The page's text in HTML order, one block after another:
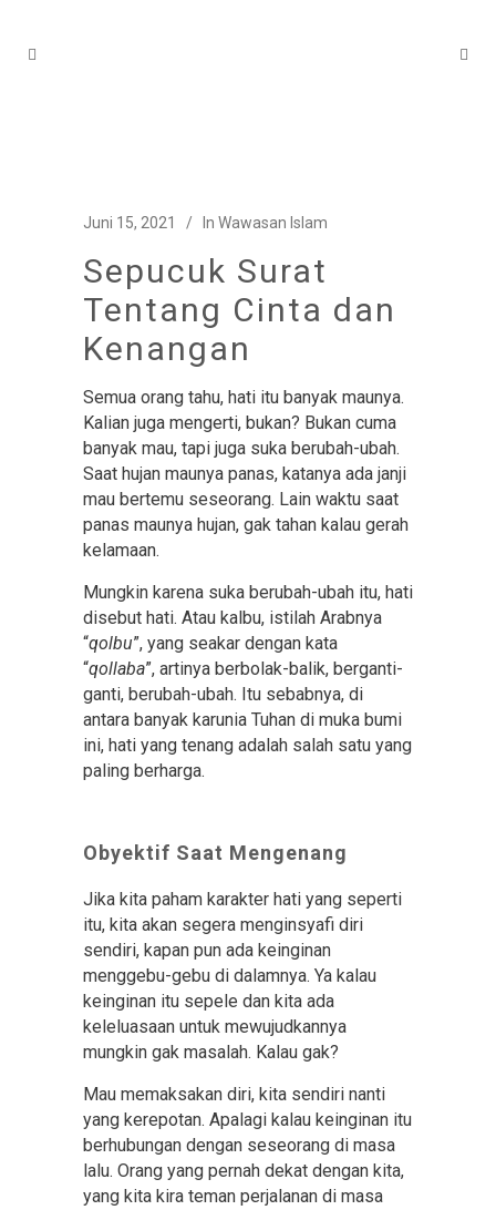
Juni 15, 2021 In Wawasan Islam
Sepucuk Surat
Tentang Cinta dan
Kenangan
Semua orang tahu, hati itu banyak maunya.
Kalian juga mengerti, bukan? Bukan cuma
banyak mau, tapi juga suka berubah-ubah.
Saat hujan maunya panas, katanya ada janji
mau bertemu seseorang. Lain waktu saat
panas maunya hujan, gak tahan kalau gerah
kelamaan.
Mungkin karena suka berubah-ubah itu, hati
disebut hati. Atau kalbu, istilah Arabnya
“qolbu”, yang seakar dengan kata
“qollaba”, artinya berbolak-balik, berganti-
ganti, berubah-ubah. Itu sebabnya, di
antara banyak karunia Tuhan di muka bumi
ini, hati yang tenang adalah salah satu yang
paling berharga.
Obyektif Saat Mengenang
Jika kita paham karakter hati yang seperti
itu, kita akan segera menginsyafi diri
sendiri, kapan pun ada keinginan
menggebu-gebu di dalamnya. Ya kalau
keinginan itu sepele dan kita ada
keleluasaan untuk mewujudkannya
mungkin gak masalah. Kalau gak?
Mau memaksakan diri, kita sendiri nanti
yang kerepotan. Apalagi kalau keinginan itu
berhubungan dengan seseorang di masa
lalu. Orang yang pernah dekat dengan kita,
yang kita kira teman perjalanan di masa